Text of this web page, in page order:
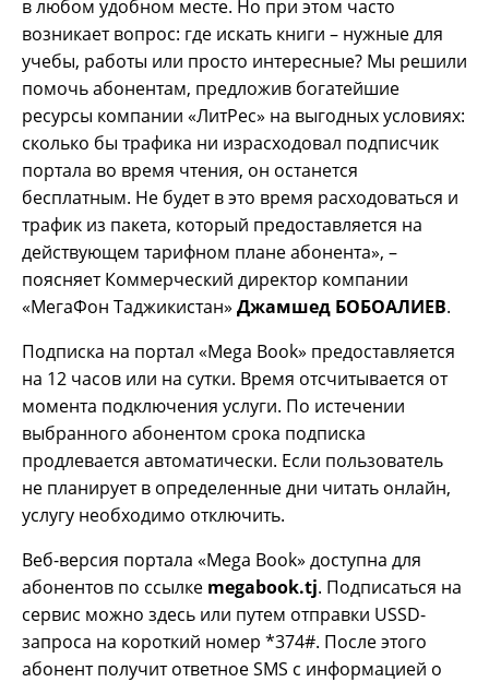
в любом удобном месте. Но при этом часто
возникает вопрос: где искать книги – нужные для
учебы, работы или просто интересные? Мы решили
помочь абонентам, предложив богатейшие
ресурсы компании «ЛитРес» на выгодных условиях:
сколько бы трафика ни израсходовал подписчик
портала во время чтения, он останется
бесплатным. Не будет в это время расходоваться и
трафик из пакета, который предоставляется на
действующем тарифном плане абонента», –
поясняет Коммерческий директор компании
«МегаФон Таджикистан» Джамшед БОБОАЛИЕВ.
Подписка на портал «Mega Book» предоставляется
на 12 часов или на сутки. Время отсчитывается от
момента подключения услуги. По истечении
выбранного абонентом срока подписка
продлевается автоматически. Если пользователь
не планирует в определенные дни читать онлайн,
услугу необходимо отключить.
Веб-версия портала «Mega Book» доступна для
абонентов по ссылке megabook.tj. Подписаться на
сервис можно здесь или путем отправки USSD-
запроса на короткий номер *374#. После этого
абонент получит ответное SMS с информацией о